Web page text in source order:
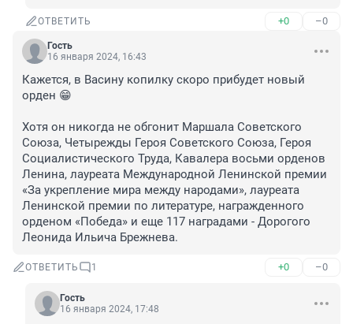
ОТВЕТИТЬ +0 –0
Гость
16 января 2024, 16:43
Кажется, в Васину копилку скоро прибудет новый
орден 😁
Хотя он никогда не обгонит Маршала Советского
Союза, Четырежды Героя Советского Союза, Героя
Социалистического Труда, Кавалера восьми орденов
Ленина, лауреата Международной Ленинской премии
«За укрепление мира между народами», лауреата
Ленинской премии по литературе, награжденного
орденом «Победа» и еще 117 наградами - Дорогого
Леонида Ильича Брежнева.
ОТВЕТИТЬ 1 +0 –0
Гость
16 января 2024, 17:48